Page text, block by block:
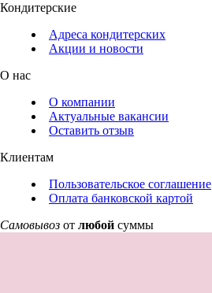
Кондитерские
Адреса кондитерских
Акции и новости
О нас
О компании
Актуальные вакансии
Оставить отзыв
Клиентам
Пользовательское соглашение
Оплата банковской картой
Самовывоз от любой суммы